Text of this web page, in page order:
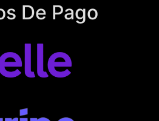
De Pago